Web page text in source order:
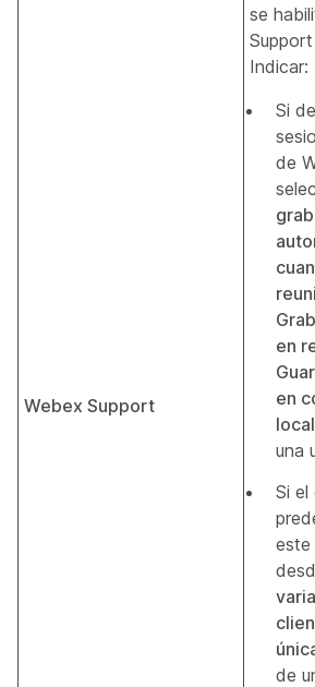
Webex Support
se
Indicar:
Si
de
en
en
local
una
Si el
este
de